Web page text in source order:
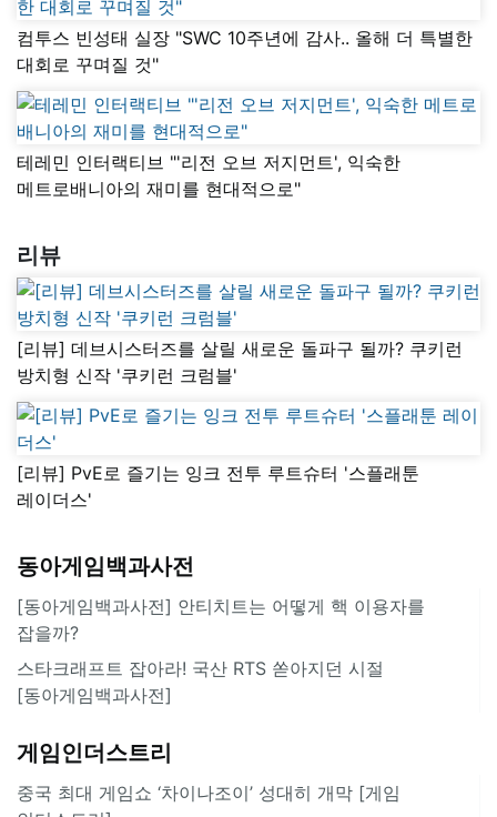
컴투스 빈성태 실장 "SWC 10주년에 감사.. 올해 더 특별한
대회로 꾸며질 것"
테레민 인터랙티브 "'리전 오브 저지먼트', 익숙한
메트로배니아의 재미를 현대적으로"
리뷰
[리뷰] 데브시스터즈를 살릴 새로운 돌파구 될까? 쿠키런
방치형 신작 '쿠키런 크럼블'
[리뷰] PvE로 즐기는 잉크 전투 루트슈터 '스플래툰
레이더스'
동아게임백과사전
[동아게임백과사전] 안티치트는 어떻게 핵 이용자를
잡을까?
스타크래프트 잡아라! 국산 RTS 쏟아지던 시절
[동아게임백과사전]
게임인더스트리
중국 최대 게임쇼 ‘차이나조이’ 성대히 개막 [게임